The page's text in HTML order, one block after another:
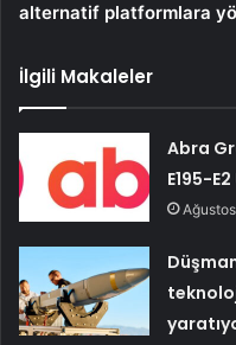
alternatif platformlara
İlgili Makaleler
Abra
E195-